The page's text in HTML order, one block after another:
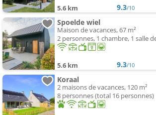
5.6 km 9.3/10
Spoelde wiel
Maison de vacances, 67 m²
2 personnes, 1 chambre, 1 salle
5.6 km 9.3/10
Koraal
2 maisons de vacances, 120 m²
8 personnes (total 16 personnes)